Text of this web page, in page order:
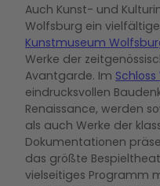
Auch Kunst- und
Wolfsburg ein
Kunstmuseum
Werke der
Avantgarde. Im
eindrucksvollen
Renaissance, werden
als auch Werke der
Dokumentationen
das größte
vielseitiges Programm